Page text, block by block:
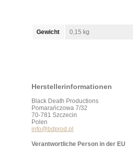
Gewicht 0,15 kg
Herstellerinformationen
Black Death Productions
Pomarańczowa 7/32
70-781 Szczecin
Polen
info@bdprod.pl
Verantwortliche Person in der EU